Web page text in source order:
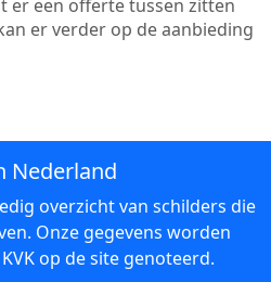
er een offerte tussen zitten
er verder op de aanbieding
Nederland
overzicht van schilders die
Onze gegevens worden
op de site genoteerd.